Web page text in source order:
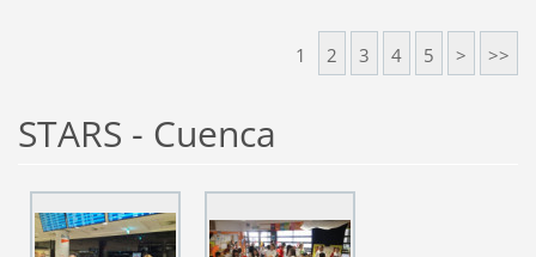
1 2 3 4 5 > >>
STARS - Cuenca